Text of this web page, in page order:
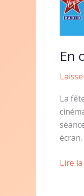
En
La
En
Lire